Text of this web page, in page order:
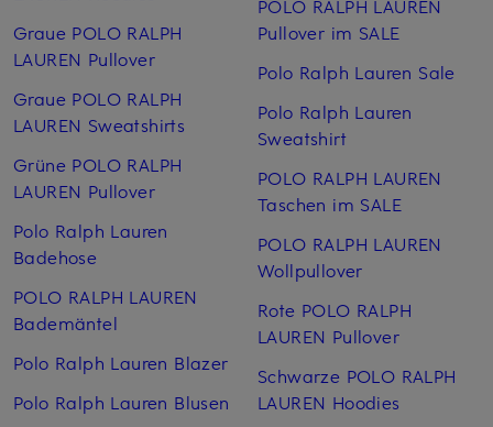
Graue POLO RALPH
LAUREN Pullover
Graue POLO RALPH
LAUREN Sweatshirts
Grüne POLO RALPH
LAUREN Pullover
Polo Ralph Lauren
Badehose
POLO RALPH LAUREN
Bademäntel
Polo Ralph Lauren Blazer
Polo Ralph Lauren Blusen
POLO RALPH LAUREN
Pullover im SALE
Polo Ralph Lauren Sale
Polo Ralph Lauren
Sweatshirt
POLO RALPH LAUREN
Taschen im SALE
POLO RALPH LAUREN
Wollpullover
Rote POLO RALPH
LAUREN Pullover
Schwarze POLO RALPH
LAUREN Hoodies